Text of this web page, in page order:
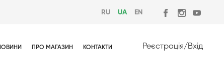
RU UA EN
ПРО МАГАЗИН КОНТАКТИ Реєстрація/Вхід